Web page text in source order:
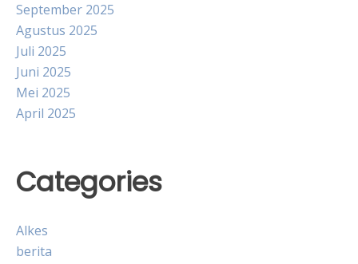
September 2025
Agustus 2025
Juli 2025
Juni 2025
Mei 2025
April 2025
Categories
Alkes
berita